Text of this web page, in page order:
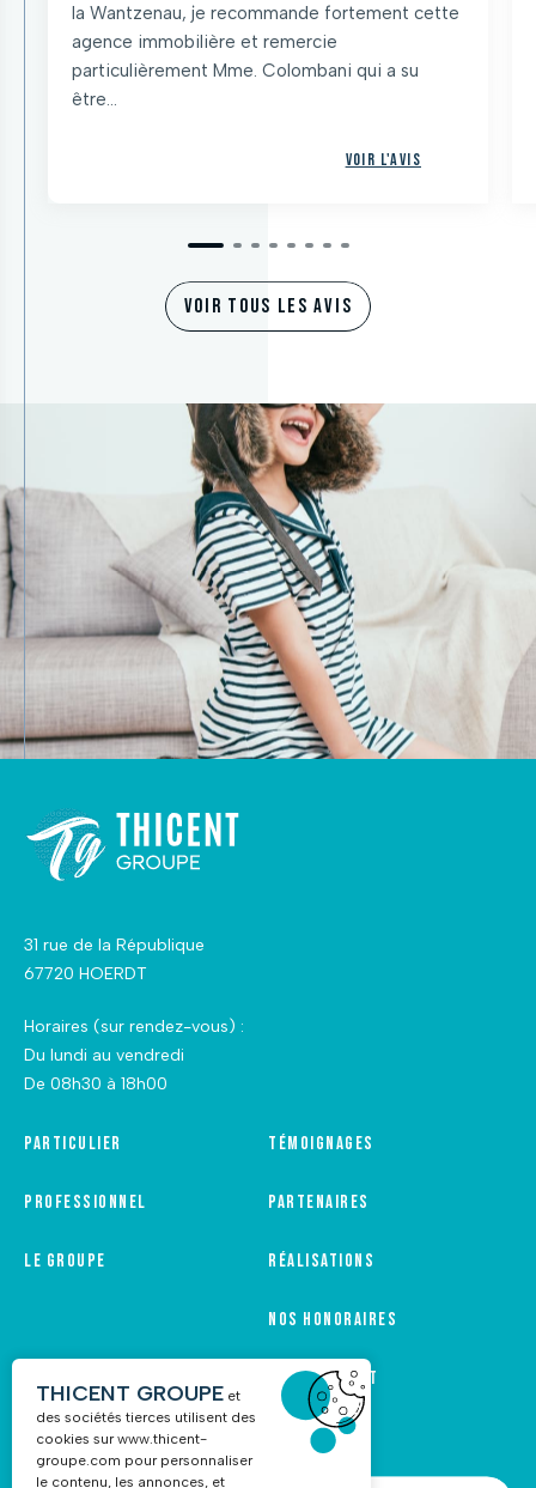
la Wantzenau, je recommande fortement cette
agence immobilière et remercie
particulièrement Mme. Colombani qui a su
être...
Voir l'avis
VOIR TOUS LES AVIS
31 rue de la République
67720 HOERDT
Horaires (sur rendez-vous) :
Du lundi au vendredi
De 08h30 à 18h00
Particulier
Professionnel
Le groupe
Témoignages
Partenaires
Réalisations
Nos honoraires
Recrutement
THICENT GROUPE et
des sociétés tierces utilisent des
cookies surwww.thicent-
groupe.com pour personnaliser
le contenu, les annonces, et